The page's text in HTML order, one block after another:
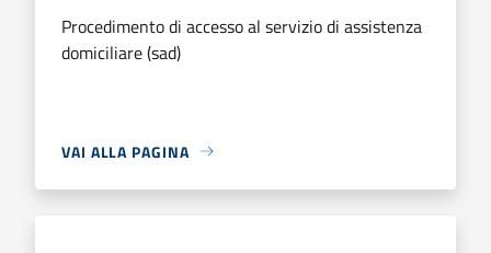
Procedimento di accesso al servizio di assistenza
domiciliare (sad)
VAI ALLA PAGINA